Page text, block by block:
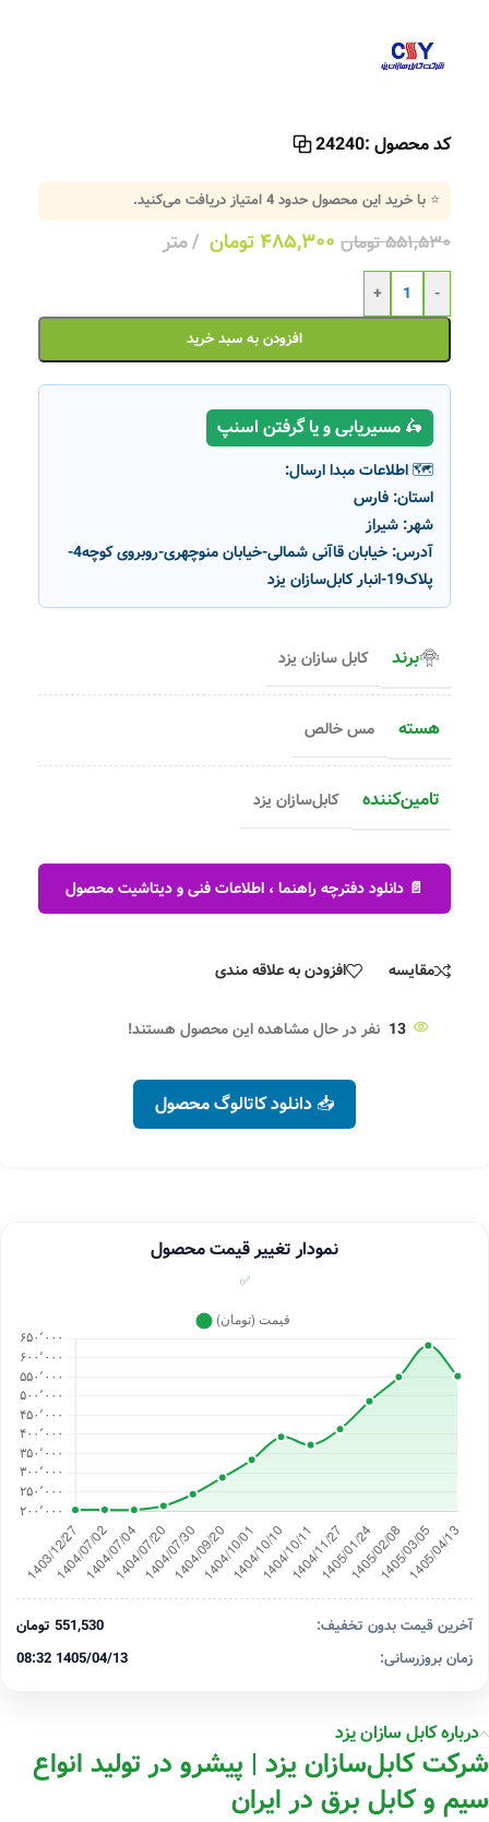
کد محصول :24240
⭐ با خرید این محصول حدود4امتیاز دریافت می‌کنید.
۵۵۱,۵۳۰تومان ۴۸۵,۳۰۰ تومان متر
-
+
افزودن به سبد خرید
🛵 مسیریابی و یا گرفتن اسنپ
🗺️ اطلاعات مبدا ارسال:
استان: فارس
شهر: شیراز
آدرس:
خیابان قاآنی شمالی-خیابان منوچهری-روبروی کوچه4-
پلاک19-انبار کابل‌سازان یزد
برند کابل سازان یزد
هسته مس خالص
تامین‌کننده کابل‌سازان یزد
📄 دانلود دفترچه راهنما ، اطلاعات فنی و دیتاشیت محصول
مقایسه افزودن به علاقه مندی
13 نفر در حال مشاهده این محصول هستند!
📥 دانلود کاتالوگ محصول
نمودار تغییر قیمت محصول
✅
آخرین قیمت بدون تخفیف:
551,530 تومان
زمان بروزرسانی:
1405/04/13 08:32
درباره کابل سازان یزد
شرکت کابل‌سازان یزد | پیشرو در تولید انواع
سیم و کابل برق در ایران